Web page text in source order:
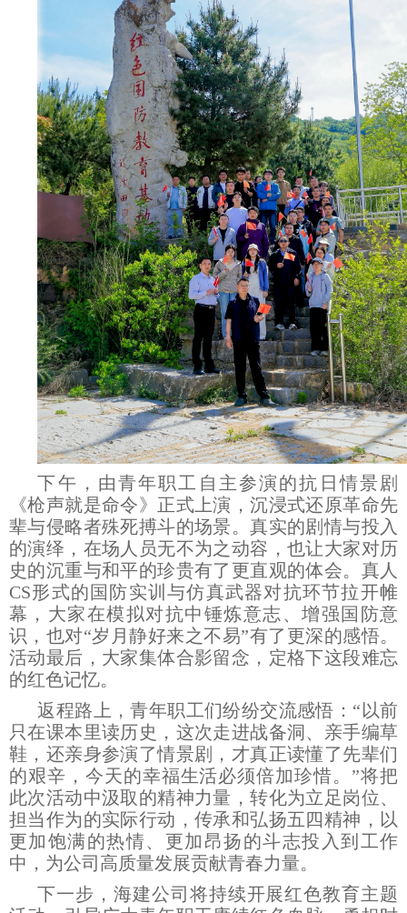
下午，由青年职工自主参演的抗日情景剧
《枪声就是命令》正式上演，沉浸式还原革命先
辈与侵略者殊死搏斗的场景。真实的剧情与投入
的演绎，在场人员无不为之动容，也让大家对历
史的沉重与和平的珍贵有了更直观的体会。真人
CS形式的国防实训与仿真武器对抗环节拉开帷
幕，大家在模拟对抗中锤炼意志、增强国防意
识，也对“岁月静好来之不易”有了更深的感悟。
活动最后，大家集体合影留念，定格下这段难忘
的红色记忆。
返程路上，青年职工们纷纷交流感悟：“以前
只在课本里读历史，这次走进战备洞、亲手编草
鞋，还亲身参演了情景剧，才真正读懂了先辈们
的艰辛，今天的幸福生活必须倍加珍惜。”将把
此次活动中汲取的精神力量，转化为立足岗位、
担当作为的实际行动，传承和弘扬五四精神，以
更加饱满的热情、更加昂扬的斗志投入到工作
中，为公司高质量发展贡献青春力量。
下一步，海建公司将持续开展红色教育主题